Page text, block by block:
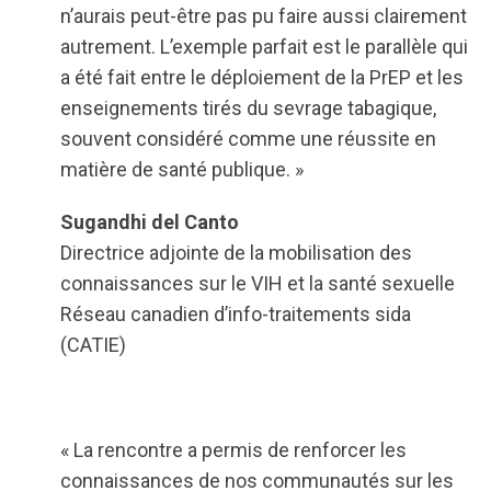
n’aurais peut-être pas pu faire aussi clairement
autrement. L’exemple parfait est le parallèle qui
a été fait entre le déploiement de la PrEP et les
enseignements tirés du sevrage tabagique,
souvent considéré comme une réussite en
matière de santé publique. »
Sugandhi del Canto
Directrice adjointe de la mobilisation des
connaissances sur le VIH et la santé sexuelle
Réseau canadien d’info-traitements sida
(CATIE)
« La rencontre a permis de renforcer les
connaissances de nos communautés sur les